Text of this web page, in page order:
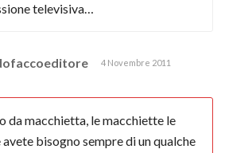
televisiva…
4 Novembre 2011
da macchietta, le macchiette le
avete bisogno sempre di un qualche